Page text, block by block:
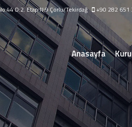
D:2. Etap N:9 Çorlu/Tekirdağ
+90 282 651
Anasayfa
Anasayfa Hizmetlerimiz